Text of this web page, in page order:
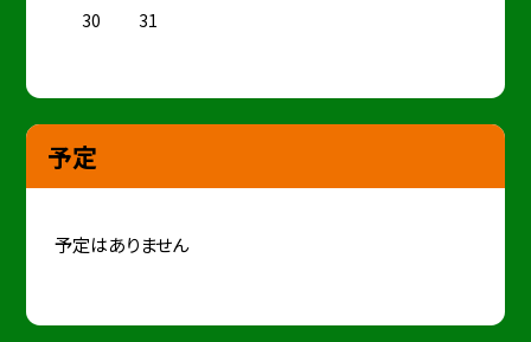
30
31
予定
予定はありません